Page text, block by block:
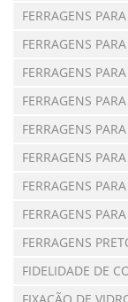
FERRAGENS
FERRAGENS
FERRAGENS
FERRAGENS
FERRAGENS
FERRAGENS
FERRAGENS
FERRAGENS
FERRAGENS
FIDELIDADE DE